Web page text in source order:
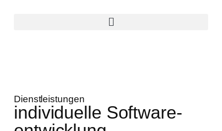
Dienstleistungen
individuelle Software-